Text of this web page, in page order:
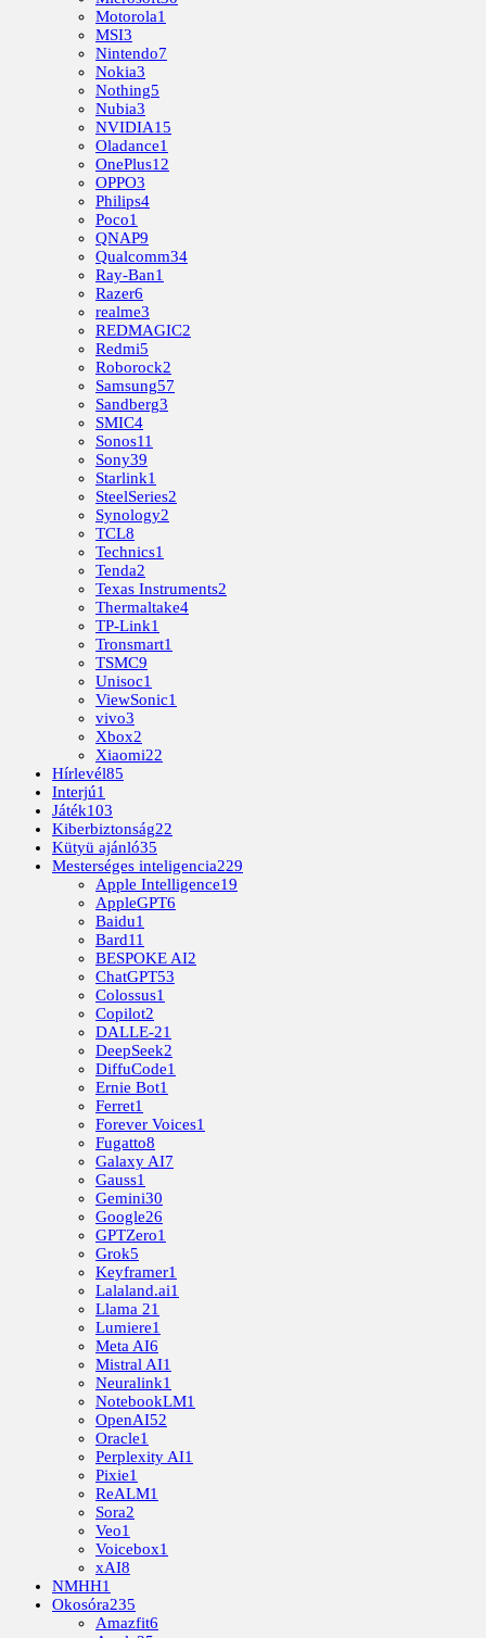
Motorola1
MSI3
Nintendo7
Nokia3
Nothing5
Nubia3
NVIDIA15
Oladance1
OnePlus12
OPPO3
Philips4
Poco1
QNAP9
Qualcomm34
Ray-Ban1
Razer6
realme3
REDMAGIC2
Redmi5
Roborock2
Samsung57
Sandberg3
SMIC4
Sonos11
Sony39
Starlink1
SteelSeries2
Synology2
TCL8
Technics1
Tenda2
Texas Instruments2
Thermaltake4
TP-Link1
Tronsmart1
TSMC9
Unisoc1
ViewSonic1
vivo3
Xbox2
Xiaomi22
Hírlevél85
Interjú1
Játék103
Kiberbiztonság22
Kütyü ajánló35
Mesterséges inteligencia229
Apple Intelligence19
AppleGPT6
Baidu1
Bard11
BESPOKE AI2
ChatGPT53
Colossus1
Copilot2
DALLE-21
DeepSeek2
DiffuCode1
Ernie Bot1
Ferret1
Forever Voices1
Fugatto8
Galaxy AI7
Gauss1
Gemini30
Google26
GPTZero1
Grok5
Keyframer1
Lalaland.ai1
Llama 21
Lumiere1
Meta AI6
Mistral AI1
Neuralink1
NotebookLM1
OpenAI52
Oracle1
Perplexity AI1
Pixie1
ReALM1
Sora2
Veo1
Voicebox1
xAI8
NMHH1
Okosóra235
Amazfit6